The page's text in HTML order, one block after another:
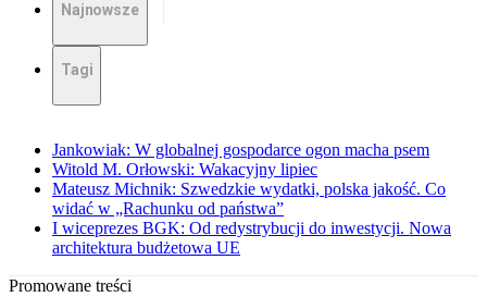
Najnowsze
Tagi
Jankowiak: W globalnej gospodarce ogon macha psem
Witold M. Orłowski: Wakacyjny lipiec
Mateusz Michnik: Szwedzkie wydatki, polska jakość. Co
widać w „Rachunku od państwa”
I wiceprezes BGK: Od redystrybucji do inwestycji. Nowa
architektura budżetowa UE
Promowane treści